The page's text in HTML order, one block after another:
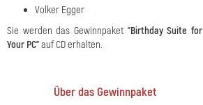
Volker Egger
Sie werden das Gewinnpaket "Birthday Suite for
Your PC"auf CD erhalten.
Über das Gewinnpaket